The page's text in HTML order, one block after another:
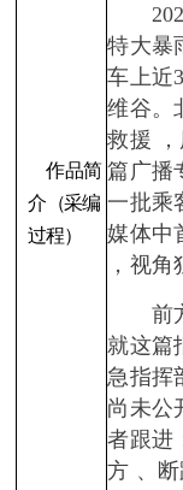
作品简
介 （采编
过程）
2023
特大暴
车上近
维谷。
救援
篇广播
一批乘
媒体中
，视角
前方
就这篇
急指挥
尚未公
者跟进
方 、断